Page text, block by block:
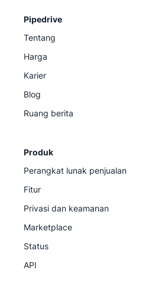
Pipedrive
Tentang
Harga
Karier
Blog
Ruang berita
Produk
Perangkat lunak penjualan
Fitur
Privasi dan keamanan
Marketplace
Status
API